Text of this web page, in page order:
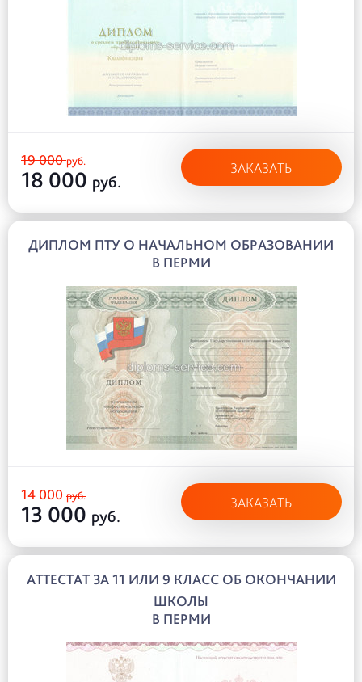
19 000руб.
18 000 руб.
ЗАКАЗАТЬ
ДИПЛОМ ПТУ О НАЧАЛЬНОМ ОБРАЗОВАНИИ
В ПЕРМИ
14 000руб.
13 000 руб.
ЗАКАЗАТЬ
АТТЕСТАТ ЗА 11 ИЛИ 9 КЛАСС ОБ ОКОНЧАНИИ
ШКОЛЫ
В ПЕРМИ